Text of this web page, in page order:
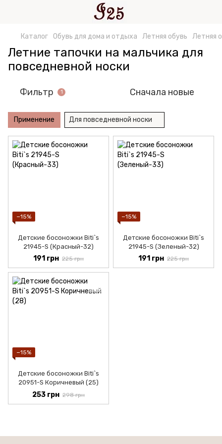
Каталог Обувь для дома и отдыха Летняя обувь Летняя
Летние тапочки на мальчика для
повседневной носки
Фильтр 1 Сначала новые
Применение Для повседневной носки
−15%
Детские босоножки Biti`s
21945-S (Красный-32)
191 грн 225 грн
−15%
Детские босоножки Biti`s
21945-S (Зеленый-32)
191 грн 225 грн
−15%
Детские босоножки Biti`s
20951-S Коричневый (25)
253 грн 298 грн